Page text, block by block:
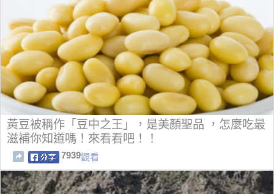
黃豆被稱作「豆中之王」，是美顏聖品 ，怎麼吃最
滋補你知道嗎！來看看吧！！
7939觀看